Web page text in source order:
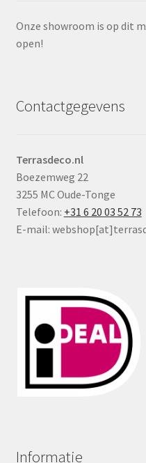
Onze showroom is op dit
open!
Contactgegevens
Terrasdeco.nl
Boezemweg 22
3255 MC Oude-Tonge
Telefoon: +31 6 20 03 52 73
E-mail:
Informatie